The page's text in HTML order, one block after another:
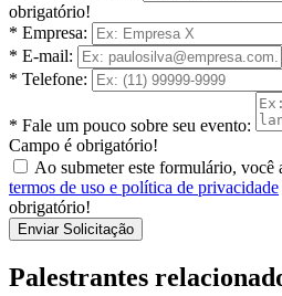
obrigatório!
* Empresa:
* E-mail:
* Telefone:
* Fale um pouco sobre seu evento:
Campo é obrigatório!
Ao submeter este formulário, você
termos de uso e política de privacidade
obrigatório!
Enviar Solicitação
Palestrantes